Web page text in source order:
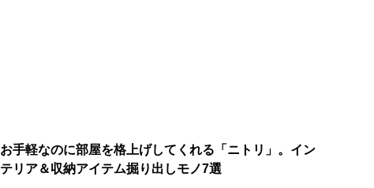
お手軽なのに部屋を格上げしてくれる「ニトリ」。イン
テリア＆収納アイテム掘り出しモノ7選